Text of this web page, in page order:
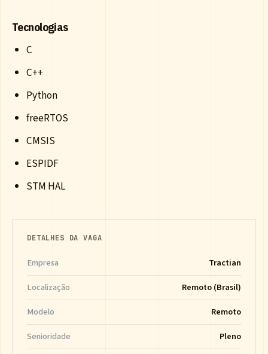
Tecnologias
C
C++
Python
freeRTOS
CMSIS
ESPIDF
STM HAL
DETALHES DA VAGA
Empresa
Tractian
Localização
Remoto (Brasil)
Modelo
Remoto
Senioridade
Pleno